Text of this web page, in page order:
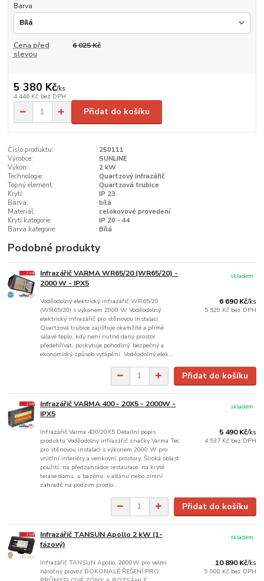
Barva
Cena před
slevou
6 025 Kč
5 380 Kč/ks
4 446 Kč bez DPH
Přidat do košíku
Číslo produktu:
250111
Výrobce:
SUNLINE
Výkon:
2 kW
Technologie:
Quartzový infrazářič
Topný element:
Quartzová trubice
Krytí:
IP 23
Barva:
bílá
Materiál:
celokovové provedení
Krytí kategorie:
IP 20 - 44
Barva kategorie:
Bílá
Podobné produkty
Infrazářič VARMA WR65/20 (WR65/20) -
2000 W - IPX5
Voděodolný elektrický infrazářič WR65/20
(WR65/20) s výkonem 2000 W Voděodolný
elektrický infrazářič pro stěnovou instalaci.
Quartzová trubice zajišťuje okamžité a přímé
sálavé teplo, kdy není nutné daný prostor
předehřívat, poskytuje pohodlný, bezpečný a
ekonomický způsob vytápění. Voděodolný elek...
6 690 Kč/ks
5 529 Kč bez DPH
skladem
Přidat do košíku
Infrazářič VARMA 400 - 20X5 - 2000W -
IPX5
Infrazářič Varma 400/20X5 Detailní popis
produktu Voděodolný infrazářič značky Varma Tec
pro stěnovou instalaci s výkonem 2000 W pro
vnitřní interiéry a venkovní prostory. Široká oblast
použití: na předzahrádce restaurace, na kryté
terase domu, u bazénu, v altánu nebo zimní
zahradě na podzim prodlo...
5 490 Kč/ks
4 537 Kč bez DPH
skladem
Přidat do košíku
Infrazářič TANSUN Apollo 2 kW (1-
fázový)
Infrazářič TANSUN Apollo, 2000W pro velmi
náročný provoz DOKONALÉ ŘEŠENÍ PRO
10 890 Kč/ks
9 000 Kč bez DPH
skladem